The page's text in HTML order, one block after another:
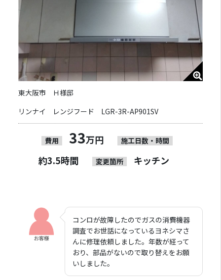
東大阪市 Ｈ様邸
リンナイ レンジフード LGR-3R-AP901SV
費用 33万円 施工日数・時間
約3.5時間 変更箇所 キッチン
コンロが故障したのでガスの消費機器
調査でお世話になっているヨネシマさ
んに修理依頼しました。年数が経って
おり、部品がないので取り替えをお願
いしました。